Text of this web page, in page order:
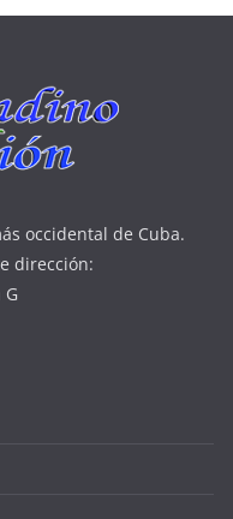
occidental de Cuba.
dirección: